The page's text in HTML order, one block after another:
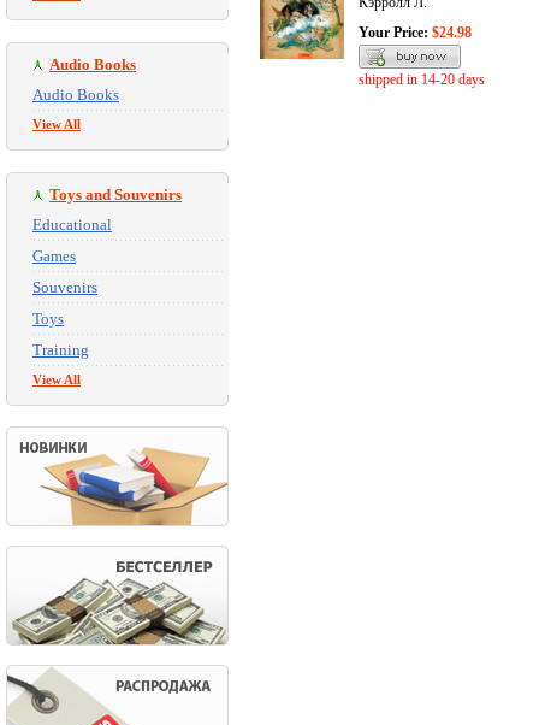
Audio Books
Audio Books
View All
Toys and Souvenirs
Educational
Games
Souvenirs
Toys
Training
View All
Your Price: $24.98
shipped in 14-20 days